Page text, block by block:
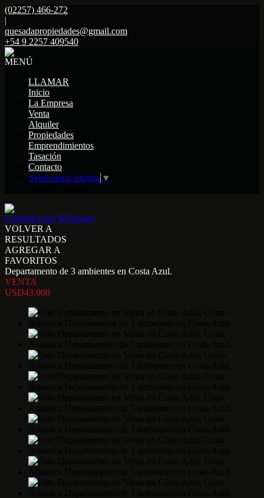
(02257) 466-272
|
quesadapropiedades@gmail.com
+54 9 2257 409540
MENÚ
LLAMAR
Inicio
La Empresa
Venta
Alquiler
Propiedades
Emprendimientos
Tasación
Contacto
Seleccionar idioma ▼
Consultar por Whatsapp
VOLVER A
RESULTADOS
AGREGAR A
FAVORITOS
Departamento de 3 ambientes en Costa Azul.
VENTA
USD43.000